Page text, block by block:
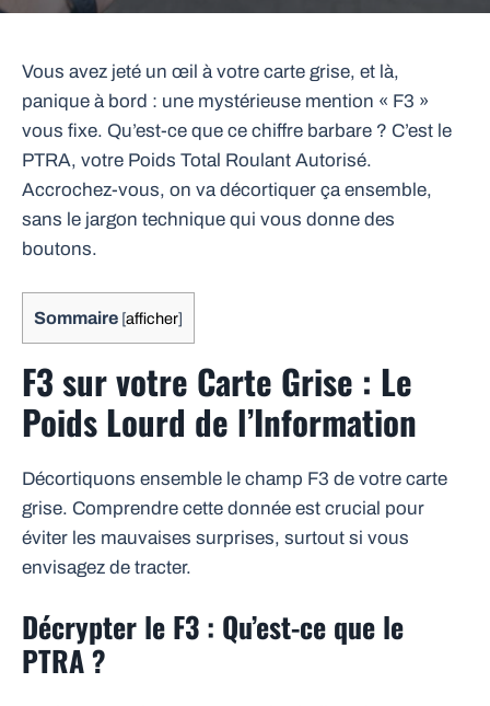
Vous avez jeté un œil à votre carte grise, et là,
panique à bord : une mystérieuse mention « F3 »
vous fixe. Qu’est-ce que ce chiffre barbare ? C’est le
PTRA, votre Poids Total Roulant Autorisé.
Accrochez-vous, on va décortiquer ça ensemble,
sans le jargon technique qui vous donne des
boutons.
Sommaire [afficher]
F3 sur votre Carte Grise : Le
Poids Lourd de l’Information
Décortiquons ensemble le champ F3 de votre carte
grise. Comprendre cette donnée est crucial pour
éviter les mauvaises surprises, surtout si vous
envisagez de tracter.
Décrypter le F3 : Qu’est-ce que le
PTRA ?